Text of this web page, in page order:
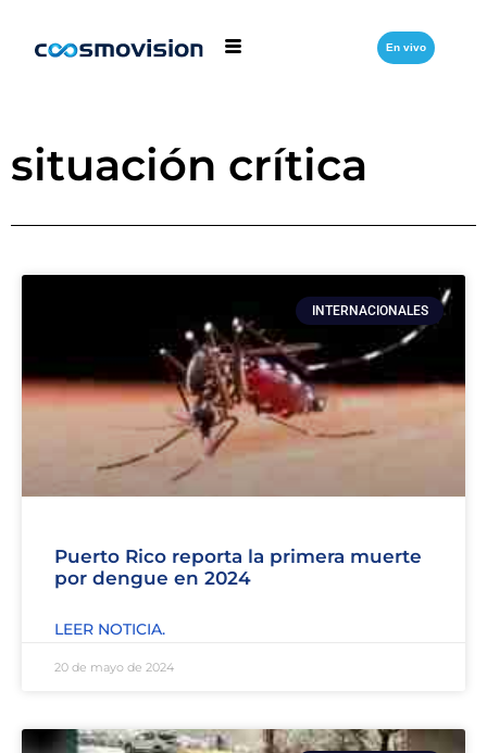
En vivo
situación crítica
INTERNACIONALES
Puerto Rico reporta la primera muerte
por dengue en 2024
LEER NOTICIA.
20 de mayo de 2024